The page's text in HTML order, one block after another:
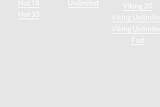
Hot 18
Hot 33
Unlimited
Viking 20
Viking Unlimited
Viking Unlimited
Fast